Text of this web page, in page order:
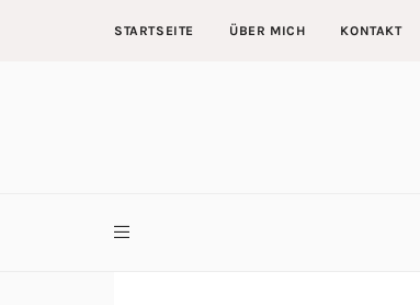
STARTSEITE ÜBER MICH KONTAKT